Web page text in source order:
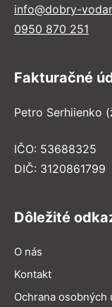
info@dobry-
0950 870 251
Fakturačné
Petro Serhiienko
IČO: 53688325
DIČ: 3120861799
Dôležité
O nás
Kontakt
Ochrana osobných